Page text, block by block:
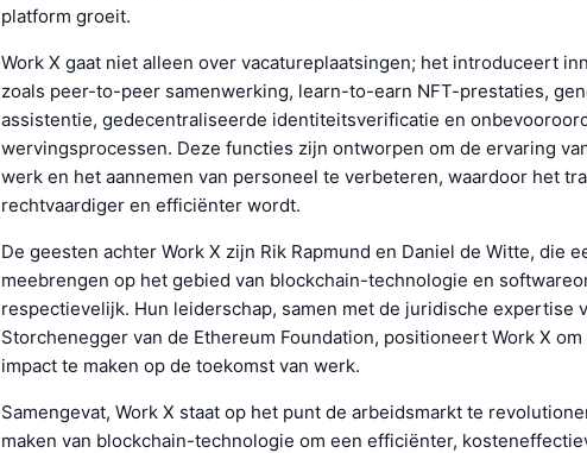
platform groeit.
Work X gaat niet alleen over vacatureplaatsingen; het introduceert
zoals peer-to-peer samenwerking, learn-to-earn NFT-prestaties,
assistentie, gedecentraliseerde identiteitsverificatie en
wervingsprocessen. Deze functies zijn ontworpen om de ervaring
werk en het aannemen van personeel te verbeteren, waardoor het
rechtvaardiger en efficiënter wordt.
De geesten achter Work X zijn Rik Rapmund en Daniel de Witte, die
meebrengen op het gebied van blockchain-technologie en
respectievelijk. Hun leiderschap, samen met de juridische expertise
Storchenegger van de Ethereum Foundation, positioneert Work X
impact te maken op de toekomst van werk.
Samengevat, Work X staat op het punt de arbeidsmarkt te
maken van blockchain-technologie om een efficiënter,